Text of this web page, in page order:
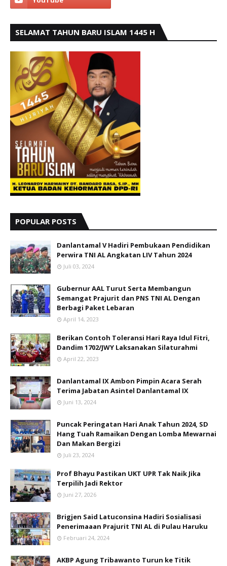
SELAMAT TAHUN BARU ISLAM 1445 H
POPULAR POSTS
Danlantamal V Hadiri Pembukaan Pendidikan
Perwira TNI AL Angkatan LIV Tahun 2024
Juli 03, 2024
Gubernur AAL Turut Serta Membangun
Semangat Prajurit dan PNS TNI AL Dengan
Berbagi Paket Lebaran
April 14, 2023
Berikan Contoh Toleransi Hari Raya Idul Fitri,
Dandim 1702/JWY Laksanakan Silaturahmi
April 22, 2023
Danlantamal IX Ambon Pimpin Acara Serah
Terima Jabatan Asintel Danlantamal IX
Juni 13, 2024
Puncak Peringatan Hari Anak Tahun 2024, SD
Hang Tuah Ramaikan Dengan Lomba Mewarnai
Dan Makan Bergizi
Juli 23, 2024
Prof Bhayu Pastikan UKT UPR Tak Naik Jika
Terpilih Jadi Rektor
Juni 27, 2026
Brigjen Said Latuconsina Hadiri Sosialisasi
Penerimaaan Prajurit TNI AL di Pulau Haruku
Februari 24, 2024
AKBP Agung Tribawanto Turun ke Titik